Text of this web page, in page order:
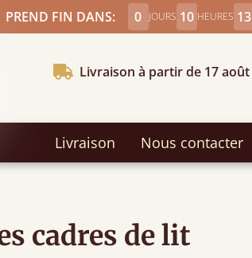
PREND FIN DANS: 0 JOURS 10 HEURES 13
Livraison à partir de 17 août
Livraison Nous contacter
cadres de lit